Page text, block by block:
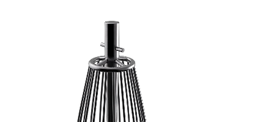
FRUSTA A FILI GROSSI - 2